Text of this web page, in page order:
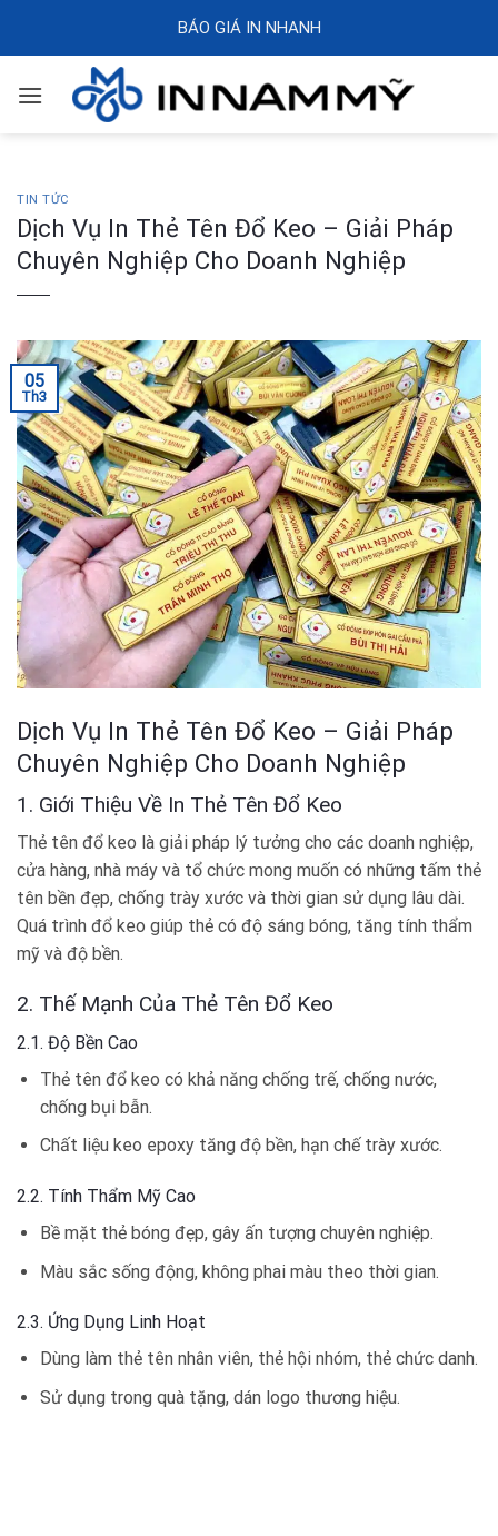
BÁO GIÁ IN NHANH
TIN TỨC
Dịch Vụ In Thẻ Tên Đổ Keo – Giải Pháp
Chuyên Nghiệp Cho Doanh Nghiệp
05
Th3
Dịch Vụ In Thẻ Tên Đổ Keo – Giải Pháp
Chuyên Nghiệp Cho Doanh Nghiệp
1. Giới Thiệu Về In Thẻ Tên Đổ Keo
Thẻ tên đổ keo là giải pháp lý tưởng cho các doanh nghiệp,
cửa hàng, nhà máy và tổ chức mong muốn có những tấm thẻ
tên bền đẹp, chống trày xước và thời gian sử dụng lâu dài.
Quá trình đổ keo giúp thẻ có độ sáng bóng, tăng tính thẩm
mỹ và độ bền.
2. Thế Mạnh Của Thẻ Tên Đổ Keo
2.1. Độ Bền Cao
Thẻ tên đổ keo có khả năng chống trế, chống nước,
chống bụi bẫn.
Chất liệu keo epoxy tăng độ bền, hạn chế trày xước.
2.2. Tính Thẩm Mỹ Cao
Bề mặt thẻ bóng đẹp, gây ấn tượng chuyên nghiệp.
Màu sắc sống động, không phai màu theo thời gian.
2.3. Ứng Dụng Linh Hoạt
Dùng làm thẻ tên nhân viên, thẻ hội nhóm, thẻ chức danh.
Sử dụng trong quà tặng, dán logo thương hiệu.